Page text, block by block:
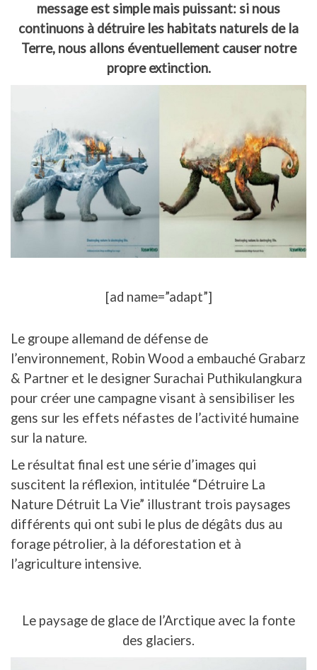
message est simple mais puissant: si nous
continuons à détruire les habitats naturels de la
Terre, nous allons éventuellement causer notre
propre extinction.
[ad name=”adapt”]
Le groupe allemand de défense de
l’environnement, Robin Wood a embauché Grabarz
& Partner et le designer Surachai Puthikulangkura
pour créer une campagne visant à sensibiliser les
gens sur les effets néfastes de l’activité humaine
sur la nature.
Le résultat final est une série d’images qui
suscitent la réflexion, intitulée “Détruire La
Nature Détruit La Vie” illustrant trois paysages
différents qui ont subi le plus de dégâts dus au
forage pétrolier, à la déforestation et à
l’agriculture intensive.
Le paysage de glace de l’Arctique avec la fonte
des glaciers.